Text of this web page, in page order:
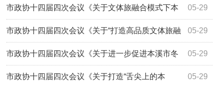
发展的提案》（第4067号）答复 05-29
市政协十四届四次会议《关于文体旅融合模式下本
溪冰雪旅游高品质发展的提案》（第4064号... 05-29
市政协十四届四次会议《关于“打造高品质文体旅融
合发展示范地标杆城市”的提案》（第405... 05-29
市政协十四届四次会议《关于进一步促进本溪市冬
季旅游项目发展的提案》（第4056号）答复 05-29
市政协十四届四次会议《关于打造“舌尖上的本